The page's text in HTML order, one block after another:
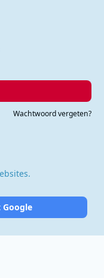
Wachtwoord vergeten?